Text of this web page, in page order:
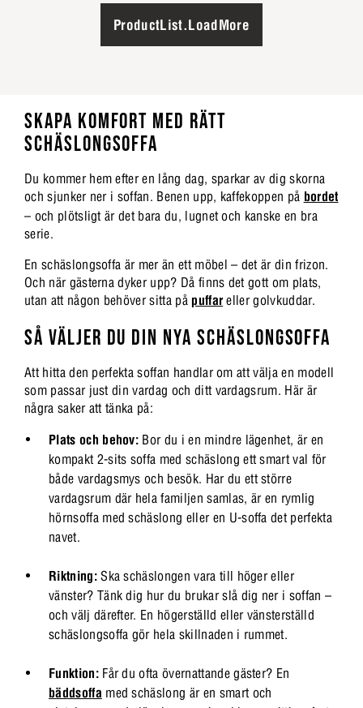
ProductList.LoadMore
SKAPA KOMFORT MED RÄTT
SCHÄSLONGSOFFA
Du kommer hem efter en lång dag, sparkar av dig skorna
och sjunker ner i soffan. Benen upp, kaffekoppen på bordet
– och plötsligt är det bara du, lugnet och kanske en bra
serie.
En schäslongsoffa är mer än ett möbel – det är din frizon.
Och när gästerna dyker upp? Då finns det gott om plats,
utan att någon behöver sitta på puffareller golvkuddar.
SÅ VÄLJER DU DIN NYA SCHÄSLONGSOFFA
Att hitta den perfekta soffan handlar om att välja en modell
som passar just din vardag och ditt vardagsrum. Här är
några saker att tänka på:
Plats och behov: Bor du i en mindre lägenhet, är en
kompakt 2-sits soffa med schäslong ett smart val för
både vardagsmys och besök. Har du ett större
vardagsrum där hela familjen samlas, är en rymlig
hörnsoffa med schäslong eller en U-soffa det perfekta
navet.
Riktning:Ska schäslongen vara till höger eller
vänster? Tänk dig hur du brukar slå dig ner i soffan –
och välj därefter. En högerställd eller vänsterställd
schäslongsoffa gör hela skillnaden i rummet.
Funktion:Får du ofta övernattande gäster? En
bäddsoffa med schäslong är en smart och